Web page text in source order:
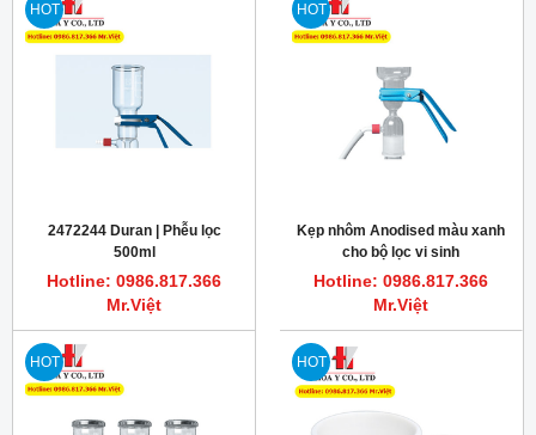
HOT
2472244 Duran | Phễu lọc
500ml
Hotline: 0986.817.366
Mr.Việt
HOT
Kẹp nhôm Anodised màu xanh
cho bộ lọc vi sinh
Hotline: 0986.817.366
Mr.Việt
HOT HOT